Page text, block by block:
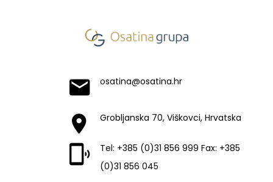
osatina@osatina.hr
Grobljanska 70, Viškovci, Hrvatska
Tel: +385 (0)31 856 999 Fax: +385
(0)31 856 045